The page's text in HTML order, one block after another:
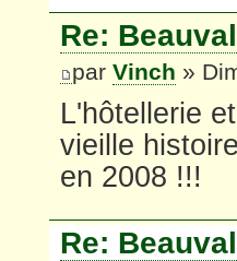
Re:
par Vinch »
L'hôtellerie
vieille
en 2008 !!!
Re: